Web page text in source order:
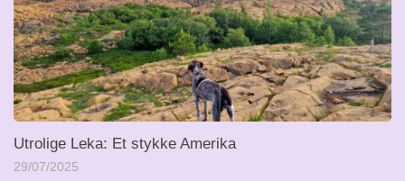
Utrolige Leka: Et stykke Amerika
29/07/2025